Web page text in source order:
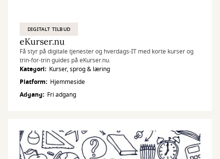
DIGITALT TILBUD
eKurser.nu
Få styr på digitale tjenester og hverdags-IT med korte kurser og
trin-for-trin guides på eKurser.nu.
Kategori
Kurser, sprog & læring
Platform
Hjemmeside
Adgang
Fri adgang